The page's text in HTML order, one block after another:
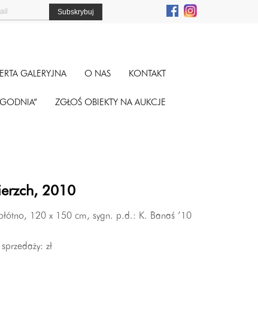
GALERYJNA O NAS KONTAKT
ZGŁOŚ OBIEKTY NA AUKCJE
2010
120 x 150 cm, sygn. p.d.: K. Banaś ’10
zł